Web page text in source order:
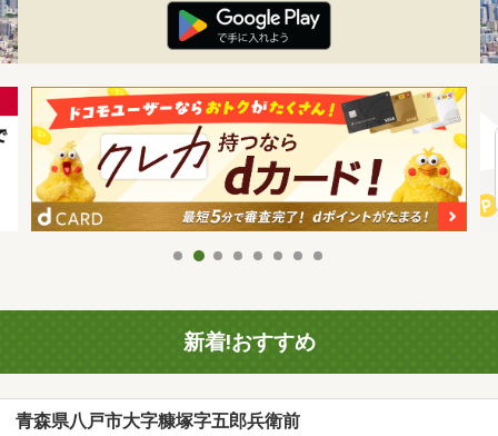
新着!おすすめ
青森県八戸市大字糠塚字五郎兵衛前